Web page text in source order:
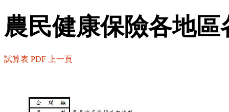
農民健康保險各地
試算表 PDF 上一頁